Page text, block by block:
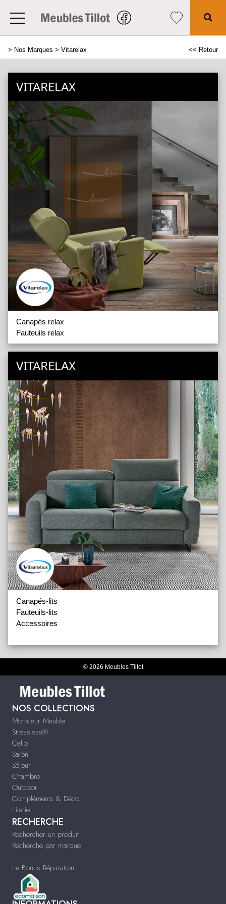
> Nos Marques > Vitarelax << Retour
VITARELAX
Canapés relax
Fauteuils relax
VITARELAX
Canapés-lits
Fauteuils-lits
Accessoires
© 2026 Meubles Tillot
NOS COLLECTIONS
Monsieur Meuble
Stressless®
Celio
Salon
Séjour
Chambre
Outdoor
Compléments & Déco
Literie
RECHERCHE
Rechercher un produit
Recherche par marque
Le Bonus Réparation